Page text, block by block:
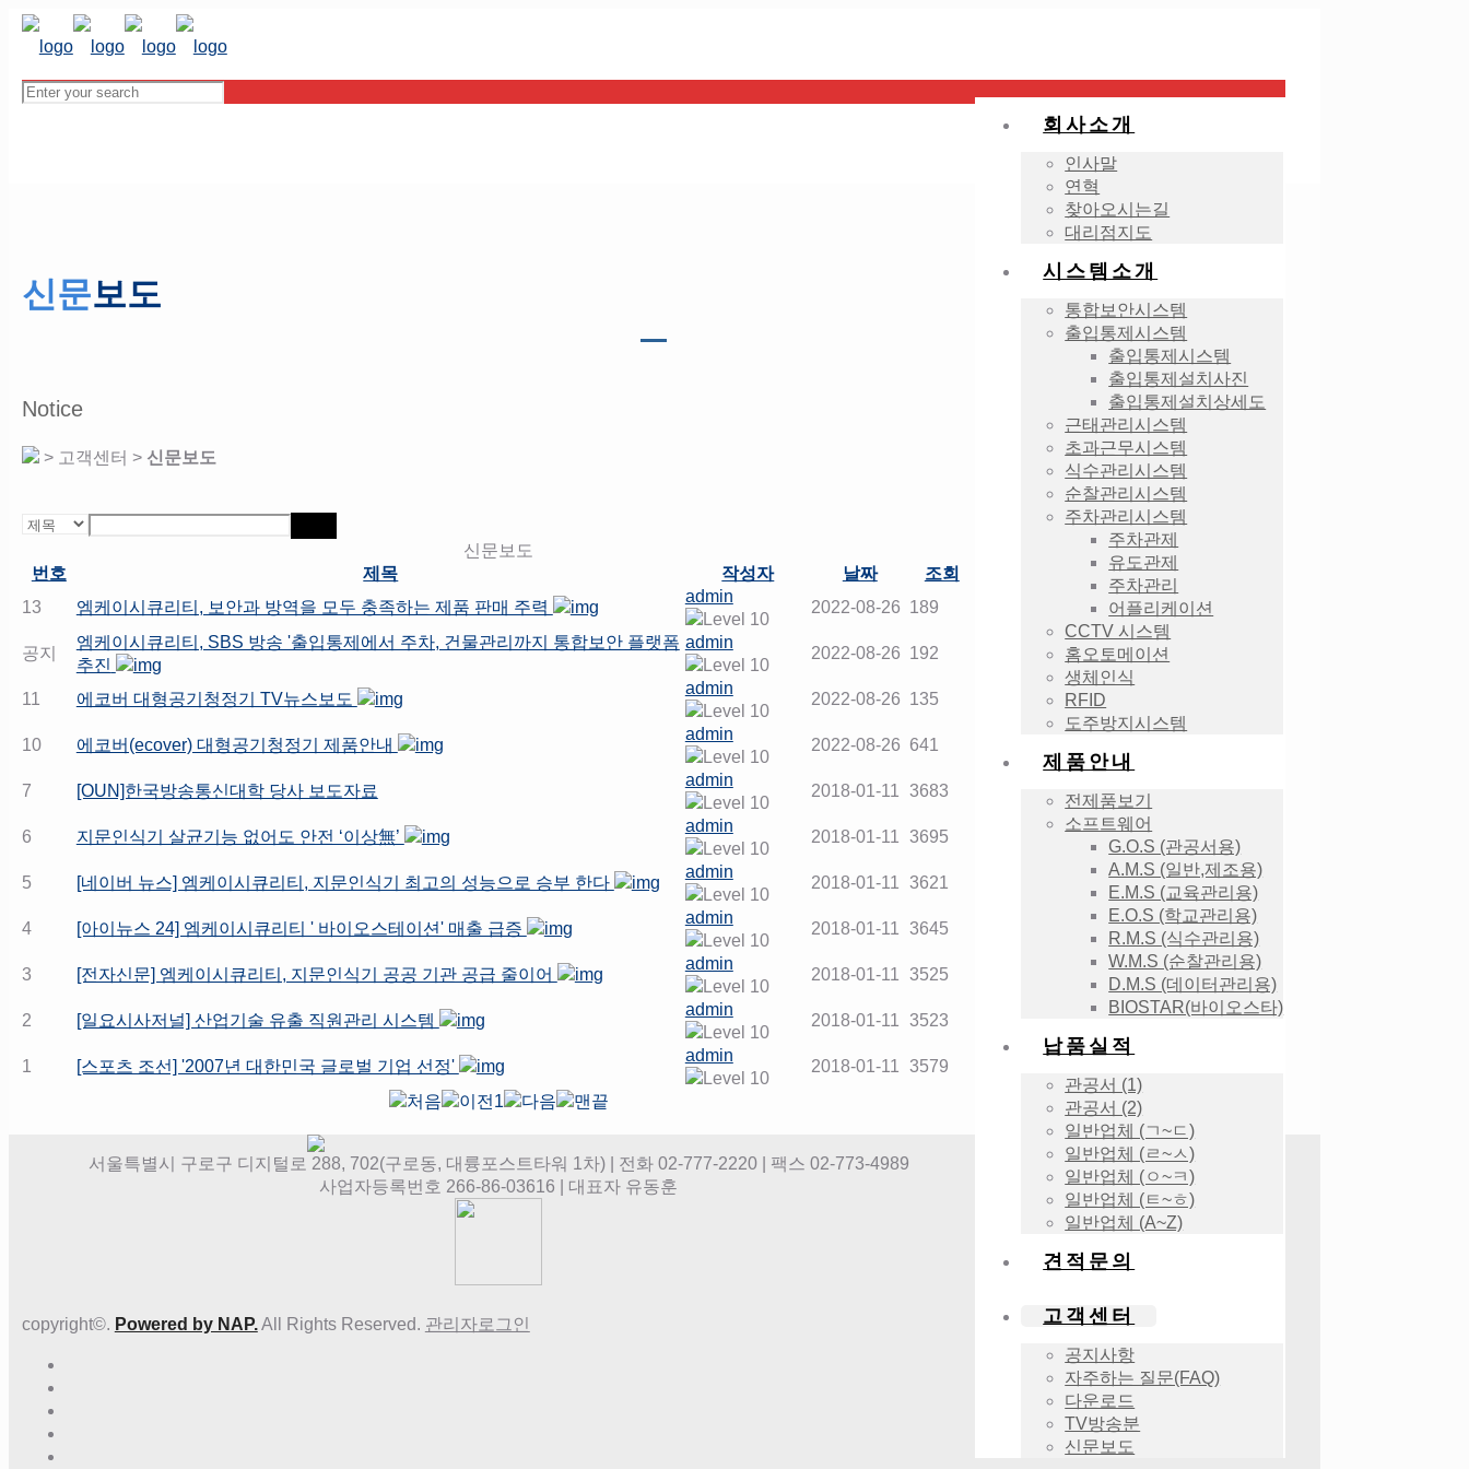
회사소개
인사말
연혁
찾아오시는길
대리점지도
시스템소개
통합보안시스템
출입통제시스템
출입통제시스템
출입통제설치사진
출입통제설치상세도
근태관리시스템
초과근무시스템
식수관리시스템
순찰관리시스템
주차관리시스템
주차관제
유도관제
주차관리
어플리케이션
CCTV 시스템
홈오토메이션
생체인식
RFID
도주방지시스템
제품안내
전제품보기
소프트웨어
G.O.S (관공서용)
A.M.S (일반,제조용)
E.M.S (교육관리용)
E.O.S (학교관리용)
R.M.S (식수관리용)
W.M.S (순찰관리용)
D.M.S (데이터관리용)
BIOSTAR(바이오스타)
납품실적
관공서 (1)
관공서 (2)
일반업체 (ㄱ~ㄷ)
일반업체 (ㄹ~ㅅ)
일반업체 (ㅇ~ㅋ)
일반업체 (ㅌ~ㅎ)
일반업체 (A~Z)
견적문의
고객센터
공지사항
자주하는 질문(FAQ)
다운로드
TV방송분
신문보도
신문보도
Notice
> 고객센터 > 신문보도
신문보도
번호
제목 작성자 날짜
조회
13
엠케이시큐리티, 보안과 방역을 모두 충족하는 제품 판매 주력
admin
2022-08-26 189
공지
엠케이시큐리티, SBS 방송 '출입통제에서 주차, 건물관리까지 통합보안 플랫폼
추진
admin
2022-08-26 192
11 에코버 대형공기청정기 TV뉴스보도
admin
2022-08-26 135
10 에코버(ecover) 대형공기청정기 제품안내
admin
2022-08-26 641
7 [OUN]한국방송통신대학 당사 보도자료
admin
2018-01-11 3683
6 지문인식기 살균기능 없어도 안전 ‘이상無’
admin
2018-01-11 3695
5 [네이버 뉴스] 엠케이시큐리티, 지문인식기 최고의 성능으로 승부 한다
admin
2018-01-11 3621
4 [아이뉴스 24] 엠케이시큐리티 ' 바이오스테이션' 매출 급증
admin
2018-01-11 3645
3 [전자신문] 엠케이시큐리티, 지문인식기 공공 기관 공급 줄이어
admin
2018-01-11 3525
2 [일요시사저널] 산업기술 유출 직원관리 시스템
admin
2018-01-11 3523
1 [스포츠 조선] '2007년 대한민국 글로벌 기업 선정'
admin
2018-01-11 3579
1
서울특별시 구로구 디지털로 288, 702(구로동, 대륭포스트타워 1차) | 전화 02-777-2220 | 팩스 02-773-4989
사업자등록번호 266-86-03616 | 대표자 유동훈
copyright©. Powered by NAP.All Rights Reserved. 관리자로그인